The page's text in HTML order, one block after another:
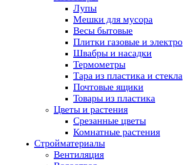
Лупы
Мешки для мусора
Весы бытовые
Плитки газовые и электро
Швабры и насадки
Термометры
Тара из пластика и стекла
Почтовые ящики
Товары из пластика
Цветы и растения
Срезанные цветы
Комнатные растения
Стройматериалы
Вентиляция